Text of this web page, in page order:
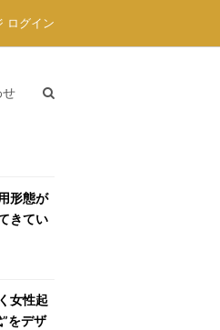
ログイン
せ
形態が
きてい
女性起
をデザ